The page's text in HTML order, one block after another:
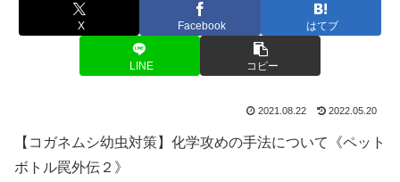
X Facebook はてブ
LINE コピー
2021.08.22 2022.05.20
【コガネムシ幼虫対策】化学攻めの手法について《ペット
ボトル罠外伝２》